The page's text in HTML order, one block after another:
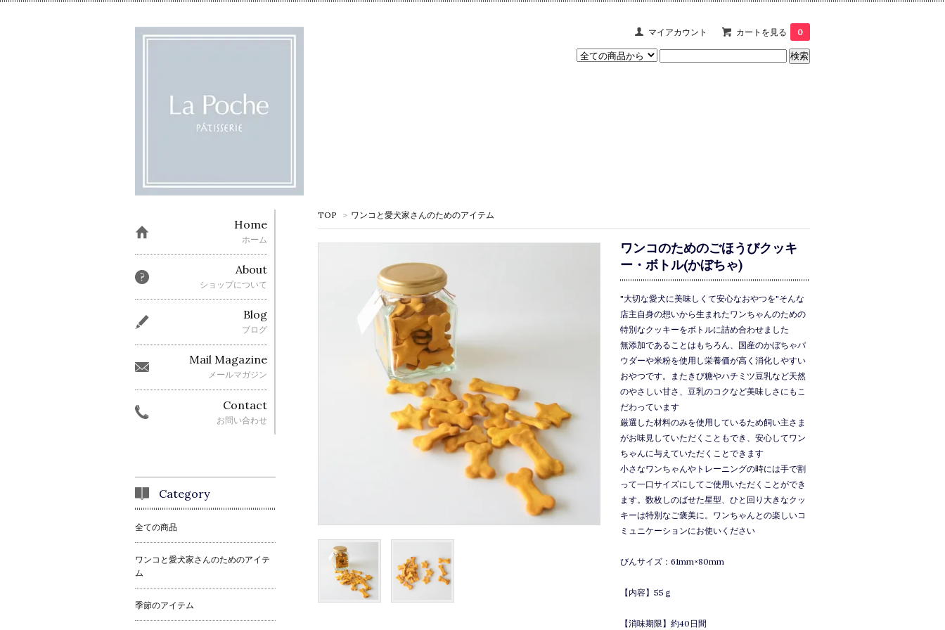
マイアカウント カートを見る 0
TOP > ワンコと愛犬家さんのためのアイテム
ワンコのためのごほうびクッキ
ー・ボトル(かぼちゃ)
"大切な愛犬に美味しくて安心なおやつを"そんな
店主自身の想いから生まれたワンちゃんのための
特別なクッキーをボトルに詰め合わせました
無添加であることはもちろん、国産のかぼちゃパ
ウダーや米粉を使用し栄養価が高く消化しやすい
おやつです。またきび糖やハチミツ豆乳など天然
のやさしい甘さ、豆乳のコクなど美味しさにもこ
だわっています
厳選した材料のみを使用しているため飼い主さま
がお味見していただくこともでき、安心してワン
ちゃんに与えていただくことできます
小さなワンちゃんやトレーニングの時には手で割
って一口サイズにしてご使用いただくことができ
ます。数枚しのばせた星型、ひと回り大きなクッ
キーは特別なご褒美に。ワンちゃんとの楽しいコ
ミュニケーションにお使いください
びんサイズ：61mm×80mm
【内容】55ｇ
【消味期限】約40日間
Home
ホーム
About
ショップについて
Blog
ブログ
Mail Magazine
メールマガジン
Contact
お問い合わせ
Category
全ての商品
ワンコと愛犬家さんのためのアイテ
ム
季節のアイテム